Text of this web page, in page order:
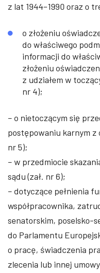
z lat 1944–1990 oraz o
o złożeniu
do właściwego
informacji do
złożeniu
z udziałem w
nr 4);
– o nietoczącym się
postępowaniu karnym z
nr 5);
– w przedmiocie
sądu (zał. nr 6);
– dotyczące pełnienia
współpracownika,
senatorskim, poselsko-
do Parlamentu
o pracę, świadczenia
zlecenia lub innej